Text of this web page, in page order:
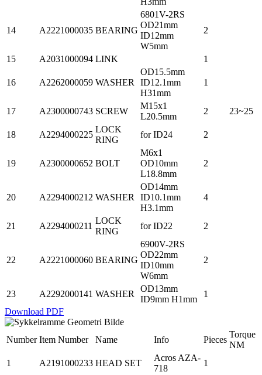
14 A2221000035 BEARING
6801V-2RS
OD21mm
ID12mm
W5mm
2
15 A2031000094 LINK 1
16 A2262000059 WASHER
OD15.5mm
ID12.1mm
H31mm
1
17 A2300000743 SCREW
M15x1
L20.5mm
2 23~25
18 A2294000225
LOCK
RING
for ID24 2
19 A2300000652 BOLT
M6x1
OD10mm
L18.8mm
2
20 A2294000212 WASHER
OD14mm
ID10.1mm
H3.1mm
4
21 A2294000211
LOCK
RING
for ID22 2
22 A2221000060 BEARING
6900V-2RS
OD22mm
ID10mm
W6mm
2
23 A2292000141 WASHER
OD13mm
ID9mm H1mm
1
Download PDF
Number Item Number Name Info Pieces
Torque
NM
1
A2191000233 HEAD SET
Acros AZA-
718
1